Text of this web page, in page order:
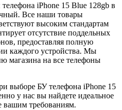
iPhone 15 Blue 128gb в
Все наши товары
высоким стандартам
отсутствие поддельных
предоставляя полную
каждого устройства. Мы
магазина на все телефоны
выборе БУ телефона iPhone 15
у нас вы найдете идеальное
вашим требованиям.